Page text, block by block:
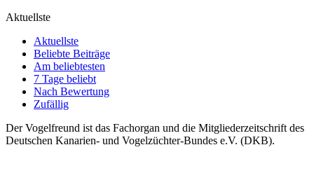
Aktuellste
Aktuellste
Beliebte Beiträge
Am beliebtesten
7 Tage beliebt
Nach Bewertung
Zufällig
Der Vogelfreund ist das Fachorgan und die Mitgliederzeitschrift des
Deutschen Kanarien- und Vogelzüchter-Bundes e.V. (DKB).